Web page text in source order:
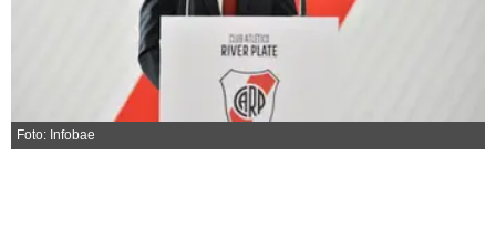
Es viral
Horóscopo
Foto: Infobae